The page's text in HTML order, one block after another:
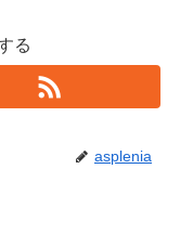
る
asplenia